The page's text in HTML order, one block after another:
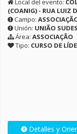
Local del evento:
(COANIG) - RUA LUIZ
Campo:
Unión: UNIÃO
Área: ASSOCIAÇÃO
Tipo: CURSO DE
Detalles y